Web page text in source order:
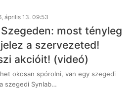
április 13. 09:53
most tényleg
a szervezeted!
akcióit! (videó)
okosan spórolni, van egy szegedi
szegedi Synlab…